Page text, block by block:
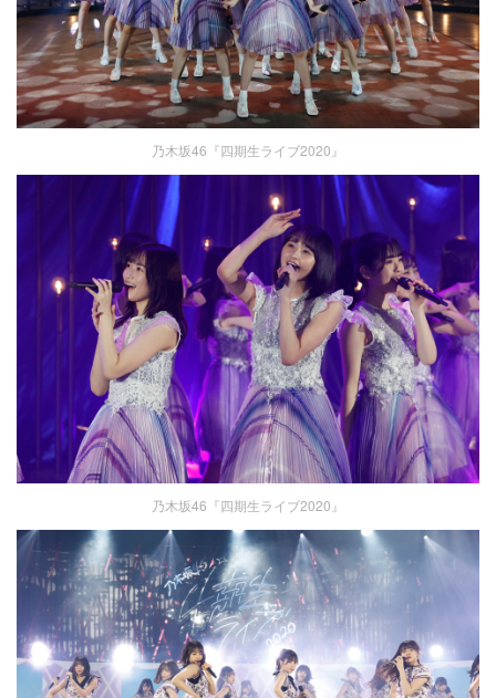
乃木坂46『四期生ライブ2020』
乃木坂46『四期生ライブ2020』